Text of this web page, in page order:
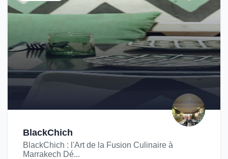
BlackChich
BlackChich : l'Art de la Fusion Culinaire à
Marrakech Dé...